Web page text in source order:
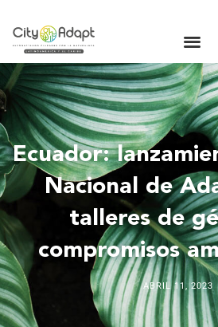
Ecuador:
Nacional de
talleres de
compromisos
ABRIL 11, 2023